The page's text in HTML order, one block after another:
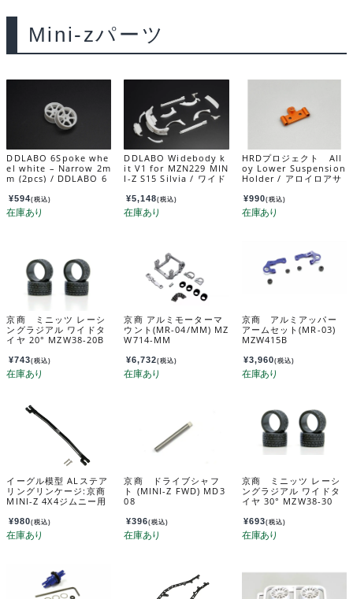
Mini-zパーツ
DDLABO 6Spoke whe
el white – Narrow 2m
m (2pcs) / DDLABO 6
白 ナロー2ｍｍ (2pcs)
DDL-WR002W-N2
¥594(税込)
DDLABO Widebody k
it V1 for MZN229 MIN
I-Z S15 Silvia / ワイド
229 MINI-Z S15 シルビ
ア用 DDL-AR002
¥5,148(税込)
HRDプロジェクト All
oy Lower Suspension
Holder / アロイロアサ
11
¥990(税込)
京商 ミニッツ レーシ
ングラジアル ワイドタ
イヤ 20° MZW38-20B
¥743(税込)
京商 アルミモーターマ
ウント(MR-04/MM) MZ
W714-MM
¥6,732(税込)
京商 アルミアッパー
アームセット(MR-03)
MZW415B
¥3,960(税込)
イーグル模型 ALステア
リングリンケージ:京商
MINI-Z 4X4ジムニー用
¥980(税込)
京商 ドライブシャフ
ト (MINI-Z FWD) MD3
08
¥396(税込)
京商 ミニッツ レーシ
ングラジアル ワイドタ
イヤ 30° MZW38-30
¥693(税込)